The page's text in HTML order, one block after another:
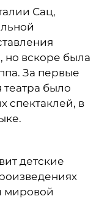
Сац,
но вскоре была
За первые
театра было
спектаклей, в
детские
мировой